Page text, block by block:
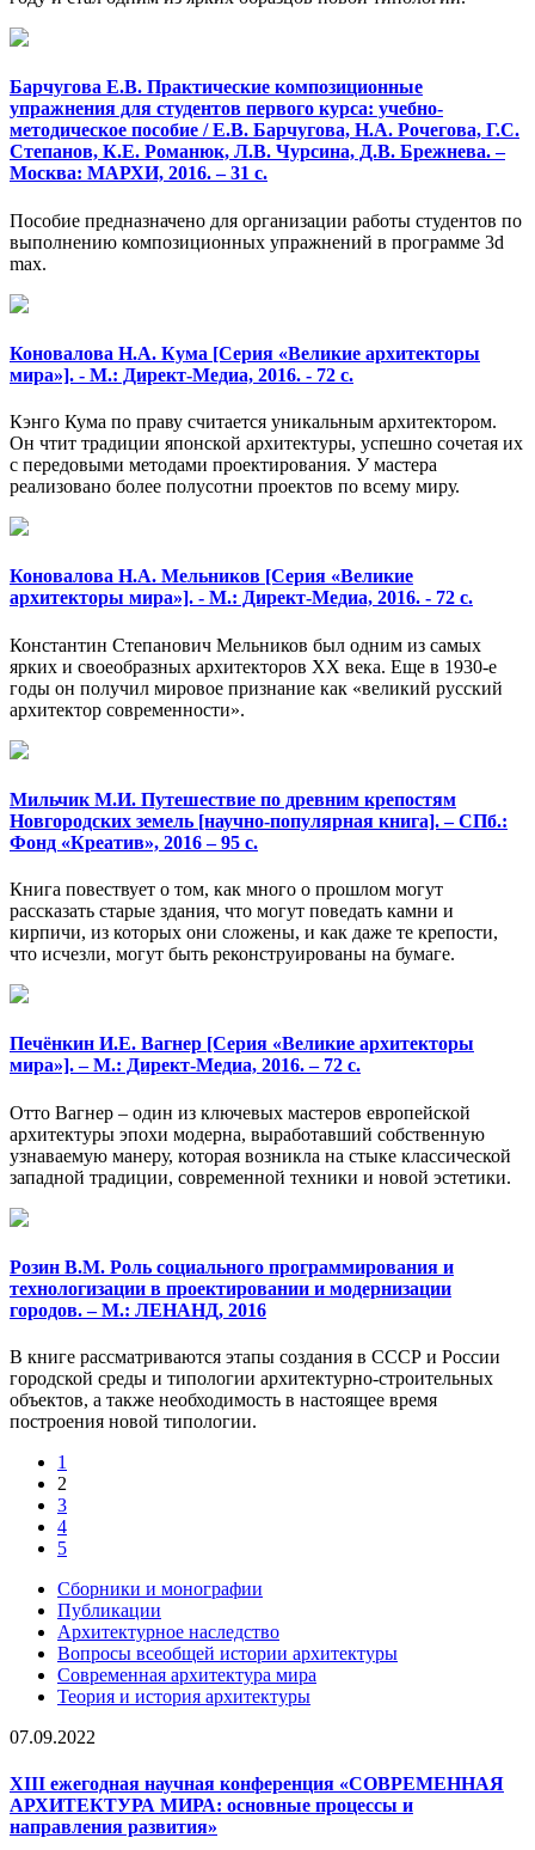
Барчугова Е.В. Практические композиционные
упражнения для студентов первого курса: учебно-
методическое пособие / Е.В. Барчугова, Н.А. Рочегова, Г.С.
Степанов, К.Е. Романюк, Л.В. Чурсина, Д.В. Брежнева. –
Москва: МАРХИ, 2016. – 31 с.
Пособие предназначено для организации работы студентов по
выполнению композиционных упражнений в программе 3d
max.
Коновалова Н.А. Кума [Серия «Великие архитекторы
мира»]. - М.: Директ-Медиа, 2016. - 72 с.
Кэнго Кума по праву считается уникальным архитектором.
Он чтит традиции японской архитектуры, успешно сочетая их
с передовыми методами проектирования. У мастера
реализовано более полусотни проектов по всему миру.
Коновалова Н.А. Мельников [Серия «Великие
архитекторы мира»]. - М.: Директ-Медиа, 2016. - 72 с.
Константин Степанович Мельников был одним из самых
ярких и своеобразных архитекторов XX века. Еще в 1930-е
годы он получил мировое признание как «великий русский
архитектор современности».
Мильчик М.И. Путешествие по древним крепостям
Новгородских земель [научно-популярная книга]. – СПб.:
Фонд «Креатив», 2016 – 95 с.
Книга повествует о том, как много о прошлом могут
рассказать старые здания, что могут поведать камни и
кирпичи, из которых они сложены, и как даже те крепости,
что исчезли, могут быть реконструированы на бумаге.
Печёнкин И.Е. Вагнер [Серия «Великие архитекторы
мира»]. – М.: Директ-Медиа, 2016. – 72 с.
Отто Вагнер – один из ключевых мастеров европейской
архитектуры эпохи модерна, выработавший собственную
узнаваемую манеру, которая возникла на стыке классической
западной традиции, современной техники и новой эстетики.
Розин В.М. Роль социального программирования и
технологизации в проектировании и модернизации
городов. – М.: ЛЕНАНД, 2016
В книге рассматриваются этапы создания в СССР и России
городской среды и типологии архитектурно-строительных
объектов, а также необходимость в настоящее время
построения новой типологии.
1
2
3
4
5
Сборники и монографии
Публикации
Архитектурное наследство
Вопросы всеобщей истории архитектуры
Современная архитектура мира
Теория и история архитектуры
07.09.2022
XIII ежегодная научная конференция «СОВРЕМЕННАЯ
АРХИТЕКТУРА МИРА: основные процессы и
направления развития»